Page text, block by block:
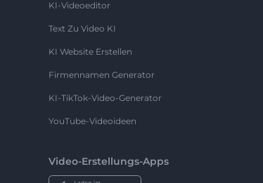
KI-Videoeditor
Text Zu Video KI
KI Website Erstellen
Firmennamen Generator
KI-TikTok-Video-Generator
YouTube-Videoideen
Video-Erstellungs-Apps